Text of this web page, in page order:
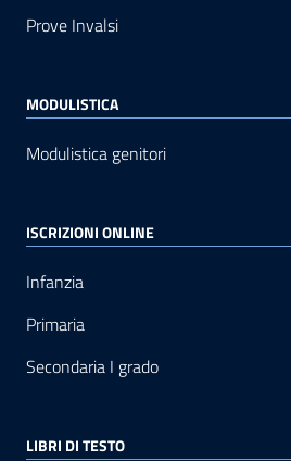
Prove Invalsi
MODULISTICA
Modulistica genitori
ISCRIZIONI ONLINE
Infanzia
Primaria
Secondaria I grado
LIBRI DI TESTO